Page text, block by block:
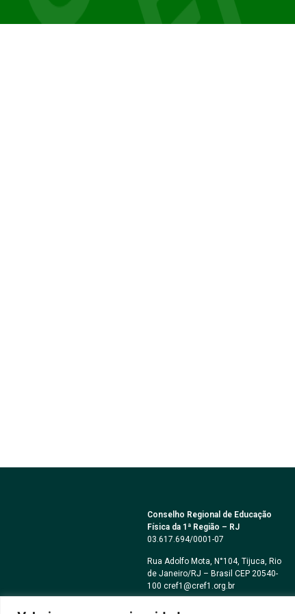
Conselho Regional de Educação
Física da 1ª Região – RJ
03.617.694/0001-07
Rua Adolfo Mota, N°104, Tijuca, Rio
de Janeiro/RJ – Brasil CEP 20540-
100 cref1@cref1.org.br